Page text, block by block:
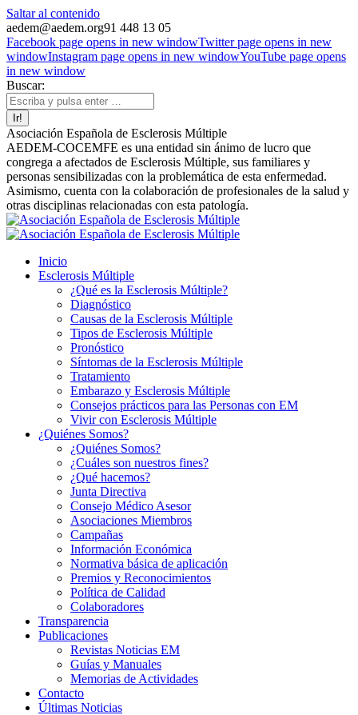
Saltar al contenido
aedem@aedem.org91 448 13 05
Facebook page opens in new windowTwitter page opens in new
windowInstagram page opens in new windowYouTube page opens
in new window
Buscar:
Asociación Española de Esclerosis Múltiple
AEDEM-COCEMFE es una entidad sin ánimo de lucro que
congrega a afectados de Esclerosis Múltiple, sus familiares y
personas sensibilizadas con la problemática de esta enfermedad.
Asimismo, cuenta con la colaboración de profesionales de la salud y
otras disciplinas relacionadas con esta patología.
Inicio
Esclerosis Múltiple
¿Qué es la Esclerosis Múltiple?
Diagnóstico
Causas de la Esclerosis Múltiple
Tipos de Esclerosis Múltiple
Pronóstico
Síntomas de la Esclerosis Múltiple
Tratamiento
Embarazo y Esclerosis Múltiple
Consejos prácticos para las Personas con EM
Vivir con Esclerosis Múltiple
¿Quiénes Somos?
¿Quiénes Somos?
¿Cuáles son nuestros fines?
¿Qué hacemos?
Junta Directiva
Consejo Médico Asesor
Asociaciones Miembros
Campañas
Información Económica
Normativa básica de aplicación
Premios y Reconocimientos
Política de Calidad
Colaboradores
Transparencia
Publicaciones
Revistas Noticias EM
Guías y Manuales
Memorias de Actividades
Contacto
Últimas Noticias